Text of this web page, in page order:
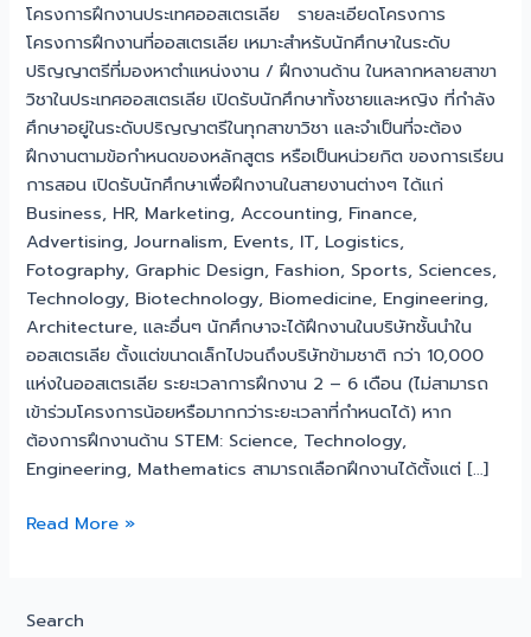
โครงการฝึกงานประเทศออสเตรเลีย รายละเอียดโครงการ
โครงการฝึกงานที่ออสเตรเลีย เหมาะสำหรับนักศึกษาในระดับ
ปริญญาตรีที่มองหาตำแหน่งงาน / ฝึกงานด้าน ในหลากหลายสาขา
วิชาในประเทศออสเตรเลีย เปิดรับนักศึกษาทั้งชายและหญิง ที่กำลัง
ศึกษาอยู่ในระดับปริญญาตรีในทุกสาขาวิชา และจำเป็นที่จะต้อง
ฝึกงานตามข้อกำหนดของหลักสูตร หรือเป็นหน่วยกิต ของการเรียน
การสอน เปิดรับนักศึกษาเพื่อฝึกงานในสายงานต่างๆ ได้แก่
Business, HR, Marketing, Accounting, Finance,
Advertising, Journalism, Events, IT, Logistics,
Fotography, Graphic Design, Fashion, Sports, Sciences,
Technology, Biotechnology, Biomedicine, Engineering,
Architecture, และอื่นๆ นักศึกษาจะได้ฝึกงานในบริษัทชั้นนำใน
ออสเตรเลีย ตั้งแต่ขนาดเล็กไปจนถึงบริษัทข้ามชาติ กว่า 10,000
แห่งในออสเตรเลีย ระยะเวลาการฝึกงาน 2 – 6 เดือน (ไม่สามารถ
เข้าร่วมโครงการน้อยหรือมากกว่าระยะเวลาที่กำหนดได้) หาก
ต้องการฝึกงานด้าน STEM: Science, Technology,
Engineering, Mathematics สามารถเลือกฝึกงานได้ตั้งแต่ […]
Read More »
Search